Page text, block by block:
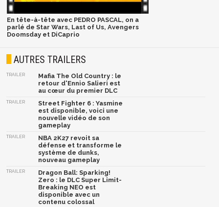
En tête-à-tête avec PEDRO PASCAL, on a
parlé de Star Wars, Last of Us, Avengers
Doomsday et DiCaprio
AUTRES TRAILERS
TRAILER
Mafia The Old Country : le
retour d'Ennio Salieri est
au cœur du premier DLC
TRAILER
Street Fighter 6 : Yasmine
est disponible, voici une
nouvelle vidéo de son
gameplay
TRAILER
NBA 2K27 revoit sa
défense et transforme le
système de dunks,
nouveau gameplay
TRAILER
Dragon Ball: Sparking!
Zero : le DLC Super Limit-
Breaking NEO est
disponible avec un
contenu colossal